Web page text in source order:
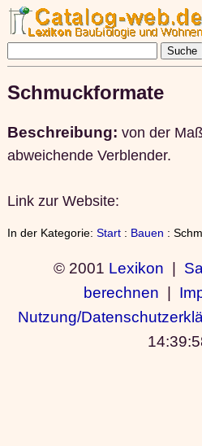
Schmuckformate
Beschreibung: von der
abweichende Verblender.
Link zur Website:
In der Kategorie: Start: Bauen :
© 2001 Lexikon |
berechnen |
Nutzung/